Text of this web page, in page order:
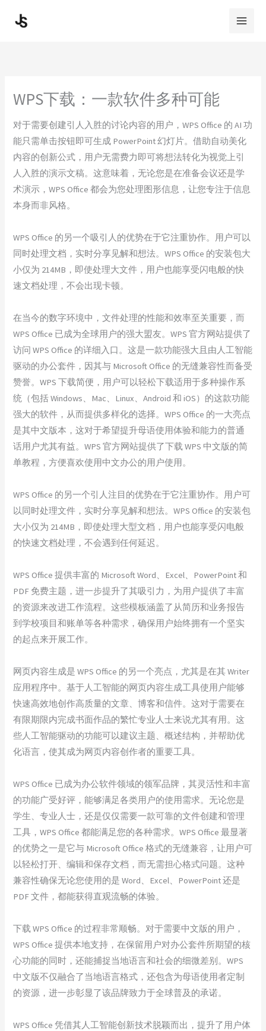
WPS下载：一款软件多种可能
对于需要创建引人入胜的讨论内容的用户，WPS Office 的 AI 功
能只需单击按钮即可生成 PowerPoint 幻灯片。借助自动美化
内容的创新公式，用户无需费力即可将想法转化为视觉上引
人入胜的演示文稿。这意味着，无论您是在准备会议还是学
术演示，WPS Office 都会为您处理图形信息，让您专注于信息
本身而非风格。
WPS Office 的另一个吸引人的优势在于它注重协作。用户可以
同时处理文档，实时分享见解和想法。WPS Office 的安装包大
小仅为 214MB，即使处理大文件，用户也能享受闪电般的快
速文档处理，不会出现卡顿。
在当今的数字环境中，文件处理的性能和效率至关重要，而
WPS Office 已成为全球用户的强大盟友。WPS 官方网站提供了
访问 WPS Office 的详细入口。这是一款功能强大且由人工智能
驱动的办公套件，因其与 Microsoft Office 的无缝兼容性而备受
赞誉。WPS 下载简便，用户可以轻松下载适用于多种操作系
统（包括 Windows、Mac、Linux、Android 和 iOS）的这款功能
强大的软件，从而提供多样化的选择。WPS Office 的一大亮点
是其中文版本，这对于希望提升母语使用体验和能力的普通
话用户尤其有益。WPS 官方网站提供了下载 WPS 中文版的简
单教程，方便喜欢使用中文办公的用户使用。
WPS Office 的另一个引人注目的优势在于它注重协作。用户可
以同时处理文件，实时分享见解和想法。WPS Office 的安装包
大小仅为 214MB，即使处理大型文档，用户也能享受闪电般
的快速文档处理，不会遇到任何延迟。
WPS Office 提供丰富的 Microsoft Word、Excel、PowerPoint 和
PDF 免费主题，进一步提升了其吸引力，为用户提供了丰富
的资源来改进工作流程。这些模板涵盖了从简历和业务报告
到学校项目和账单等各种需求，确保用户始终拥有一个坚实
的起点来开展工作。
网页内容生成是 WPS Office 的另一个亮点，尤其是在其 Writer
应用程序中。基于人工智能的网页内容生成工具使用户能够
快速高效地创作高质量的文章、博客和信件。这对于需要在
有限期限内完成书面作品的繁忙专业人士来说尤其有用。这
些人工智能驱动的功能可以建议主题、概述结构，并帮助优
化语言，使其成为网页内容创作者的重要工具。
WPS Office 已成为办公软件领域的领军品牌，其灵活性和丰富
的功能广受好评，能够满足各类用户的使用需求。无论您是
学生、专业人士，还是仅仅需要一款可靠的文件创建和管理
工具，WPS Office 都能满足您的各种需求。WPS Office 最显著
的优势之一是它与 Microsoft Office 格式的无缝兼容，让用户可
以轻松打开、编辑和保存文档，而无需担心格式问题。这种
兼容性确保无论您使用的是 Word、Excel、PowerPoint 还是
PDF 文件，都能获得直观流畅的体验。
下载 WPS Office 的过程非常顺畅。对于需要中文版的用户，
WPS Office 提供本地支持，在保留用户对办公套件所期望的核
心功能的同时，还能捕捉当地语言和社会的细微差别。WPS
中文版不仅融合了当地语言格式，还包含为母语使用者定制
的资源，进一步彰显了该品牌致力于全球普及的承诺。
WPS Office 凭借其人工智能创新技术脱颖而出，提升了用户体